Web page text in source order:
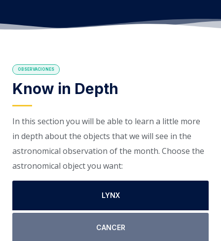
OBSERVACIONES
Know in Depth
In this section you will be able to learn a little more
in depth about the objects that we will see in the
astronomical observation of the month. Choose the
astronomical object you want:
LYNX
CANCER